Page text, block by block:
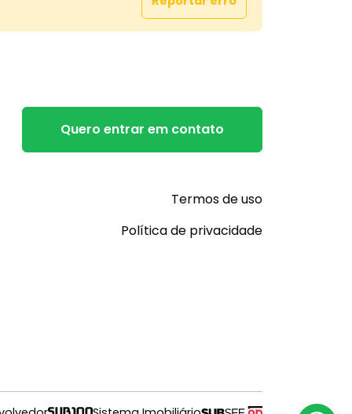
Quero entrar em contato
Termos de uso
Política de privacidade